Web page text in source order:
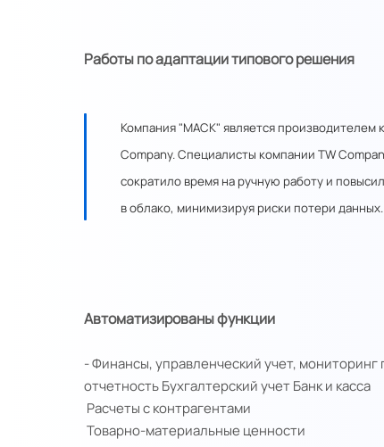
Работы по адаптации типового решения
Компания "МАСК" является производителем
Company. Специалисты компании TW
сократило время на ручную работу и
в облако, минимизируя риски потери данных.
Автоматизированы функции
- Финансы, управленческий учет, мониторинг
отчетностьБухгалтерский учетБанк и касса
Расчеты с контрагентами
Товарно-материальные ценности